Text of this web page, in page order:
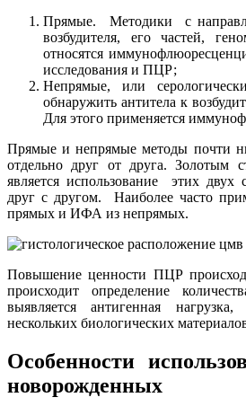
Прямые. Методики с
возбудителя, его частей,
относятся
исследования и ПЦР;
Непрямые, или
обнаружить антитела к
Для этого применяется
Прямые и непрямые методы почти
отдельно друг от друга. Золотым
является использование этих двух
друг с другом. Наиболее часто
прямых и ИФА из непрямых.
Повышение ценности ПЦР
происходит определение
выявляется антигенная
нескольких биологических
Особенности
новорожденных